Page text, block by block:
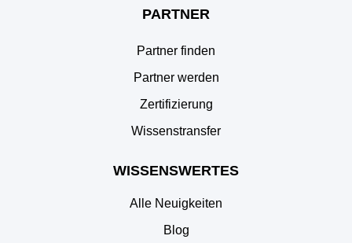
PARTNER
Partner finden
Partner werden
Zertifizierung
Wissenstransfer
WISSENSWERTES
Alle Neuigkeiten
Blog